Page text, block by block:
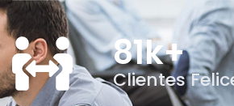
81k+
Clientes